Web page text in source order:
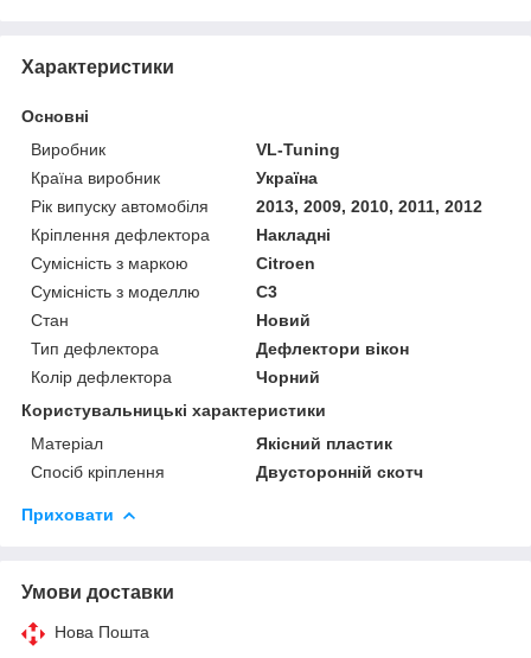
Характеристики
Основні
Виробник
VL-Tuning
Країна виробник
Україна
Рік випуску автомобіля
2013, 2009, 2010, 2011, 2012
Кріплення дефлектора
Накладні
Сумісність з маркою
Citroen
Сумісність з моделлю
C3
Стан
Новий
Тип дефлектора
Дефлектори вікон
Колір дефлектора
Чорний
Користувальницькі характеристики
Матеріал
Якісний пластик
Спосіб кріплення
Двусторонній скотч
Приховати
Умови доставки
Нова Пошта